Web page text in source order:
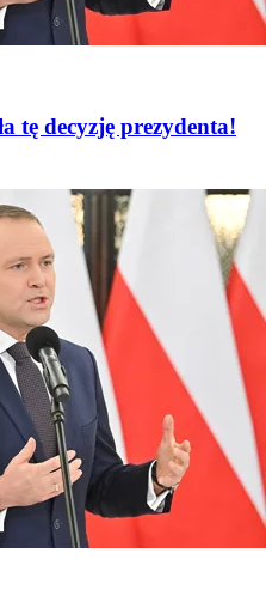
tę decyzję prezydenta!